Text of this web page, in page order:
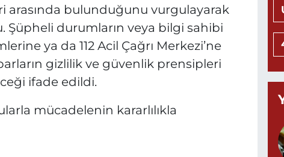
arasında bulunduğunu vurgulayarak
Şüpheli durumların veya bilgi sahibi
ya da 112 Acil Çağrı Merkezi’ne
gizlilik ve güvenlik prensipleri
ifade edildi.
mücadelenin kararlılıkla